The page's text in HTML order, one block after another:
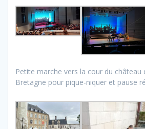
Petite marche vers la cour du château
Bretagne pour pique-niquer et pause